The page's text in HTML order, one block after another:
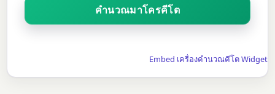
Embed เครื่องคำนวณคีโต Widget